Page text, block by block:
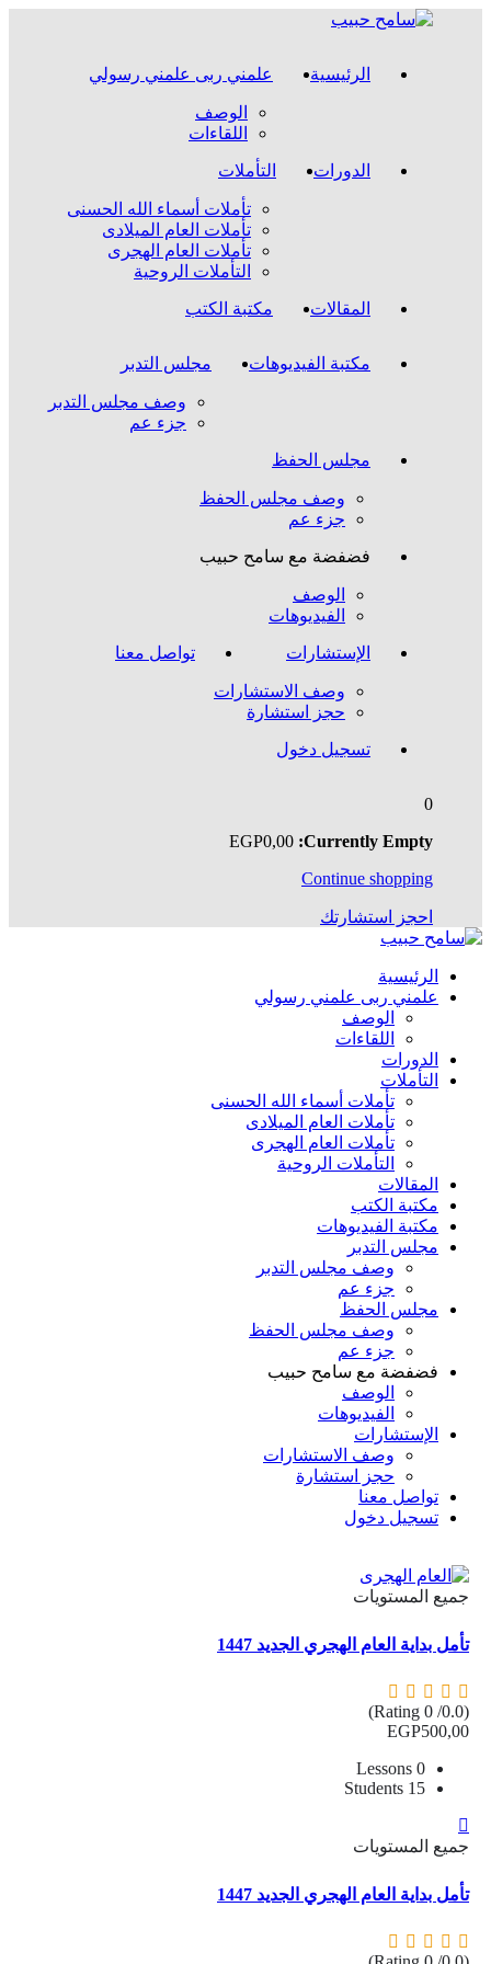
الرئيسية علمني ربى علمني رسولي
الوصف
اللقاءات
الدورات
التأملات
تأملات أسماء الله الحسنى
تأملات العام الميلادى
تأملات العام الهجرى
التأملات الروحية
المقالات
مكتبة الكتب
مكتبة الفيديوهات مجلس التدبر
وصف مجلس التدبر
جزء عم
مجلس الحفظ
وصف مجلس الحفظ
جزء عم
فضفضة مع سامح حبيب
الوصف
الفيديوهات
الإستشارات
وصف الاستشارات
حجز استشارة
تواصل معنا
تسجيل دخول
0
Currently Empty:
EGP0,00
Continue shopping
احجز استشارتك
الرئيسية
علمني ربى علمني رسولي
الوصف
اللقاءات
الدورات
التأملات
تأملات أسماء الله الحسنى
تأملات العام الميلادى
تأملات العام الهجرى
التأملات الروحية
المقالات
مكتبة الكتب
مكتبة الفيديوهات
مجلس التدبر
وصف مجلس التدبر
جزء عم
مجلس الحفظ
وصف مجلس الحفظ
جزء عم
فضفضة مع سامح حبيب
الوصف
الفيديوهات
الإستشارات
وصف الاستشارات
حجز استشارة
تواصل معنا
تسجيل دخول
جميع المستويات
تأمل بداية العام الهجري الجديد 1447
(0.0/ 0 Rating)
EGP500,00
0 Lessons
15 Students
جميع المستويات
تأمل بداية العام الهجري الجديد 1447